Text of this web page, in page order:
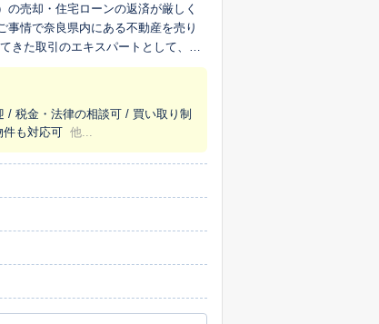
売却・住宅ローンの返済が厳しく
情で奈良県内にある不動産を売り
きた取引のエキスパートとして、ご
だけでも結構でございます。どうぞ
ので、どうぞご安心ください。）
/ 税金・法律の相談可 / 買い取り制
も対応可 他...